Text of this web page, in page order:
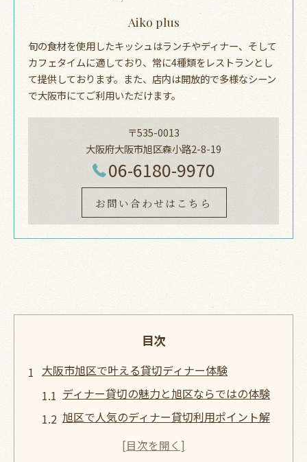
Aiko plus
旬の食材を使用したキッシュはランチやディナー、そして
カフェタイムに適しており、常に4種類をレストランとし
て提供しております。また、店内は開放的で多様なシーン
で大阪市にてご利用いただけます。
〒535-0013
大阪府大阪市旭区森小路2-8-19
06-6180-9970
お問い合わせはこちら
目次
大阪市旭区で叶える貸切ディナー体験
ディナー貸切の魅力と旭区ならではの体験
旭区で人気のディナー貸切利用ポイント解